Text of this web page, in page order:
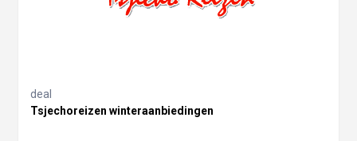
deal
Tsjechoreizen winteraanbiedingen